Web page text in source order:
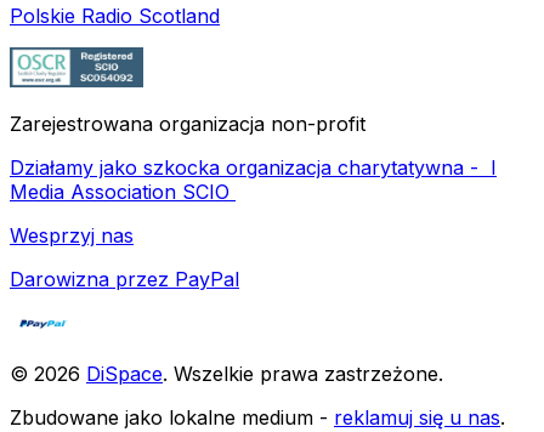
Polskie Radio Scotland
Zarejestrowana organizacja non-profit
Działamy jako szkocka organizacja charytatywna - I
Media Association SCIO
Wesprzyj nas
Darowizna przez PayPal
© 2026 DiSpace. Wszelkie prawa zastrzeżone.
Zbudowane jako lokalne medium - reklamuj się u nas.